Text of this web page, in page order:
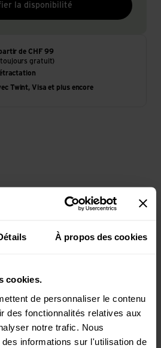
À propos des cookies
cookies.
de personnaliser le contenu
des fonctionnalités relatives aux
notre trafic. Nous
informations sur l'utilisation de
la disponibilité
de CHF 99
toujours gratuit)
Twint, Visa et plus encore
respirant | régule l'humidité |
de la température | léger |